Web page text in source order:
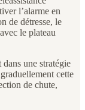
l’alarme en
de détresse, le
le plateau
une stratégie
cette
de chute,